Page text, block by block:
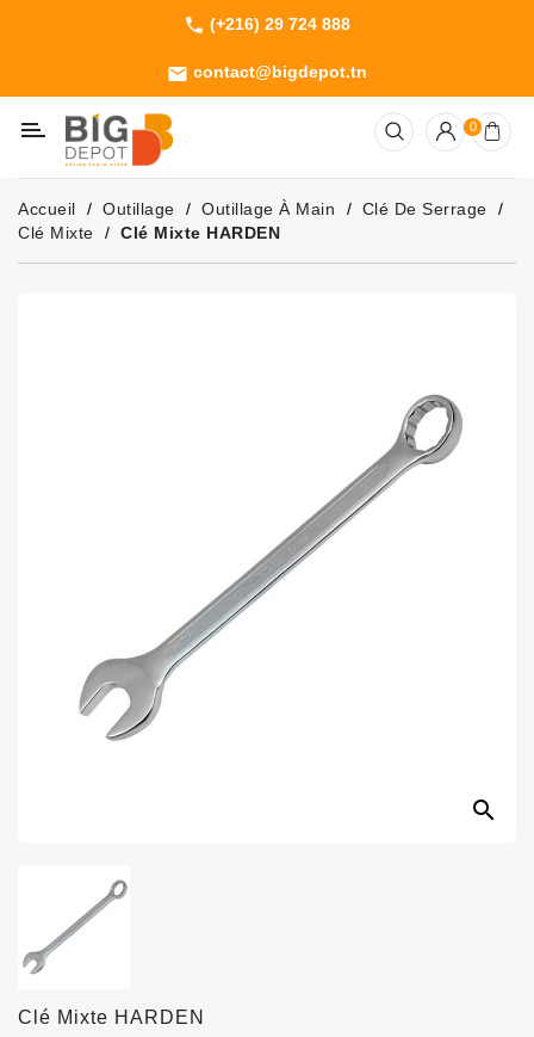
phone (+216) 29 724 888
email contact@bigdepot.tn
Machines
Outillage
Jardinage
Consommables
0
Accueil Outillage Outillage À Main
Clé De Serrage
Clé Mixte
Clé Mixte HARDEN
search
Clé Mixte HARDEN